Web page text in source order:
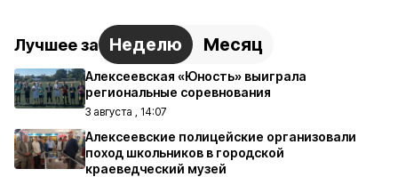
Лучшее за Неделю Месяц
Алексеевская «Юность» выиграла
региональные соревнования
3 августа , 14:07
Алексеевские полицейские организовали
поход школьников в городской
краеведческий музей